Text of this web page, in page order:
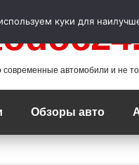
современные автомобили и не
Обзоры авто
куки для